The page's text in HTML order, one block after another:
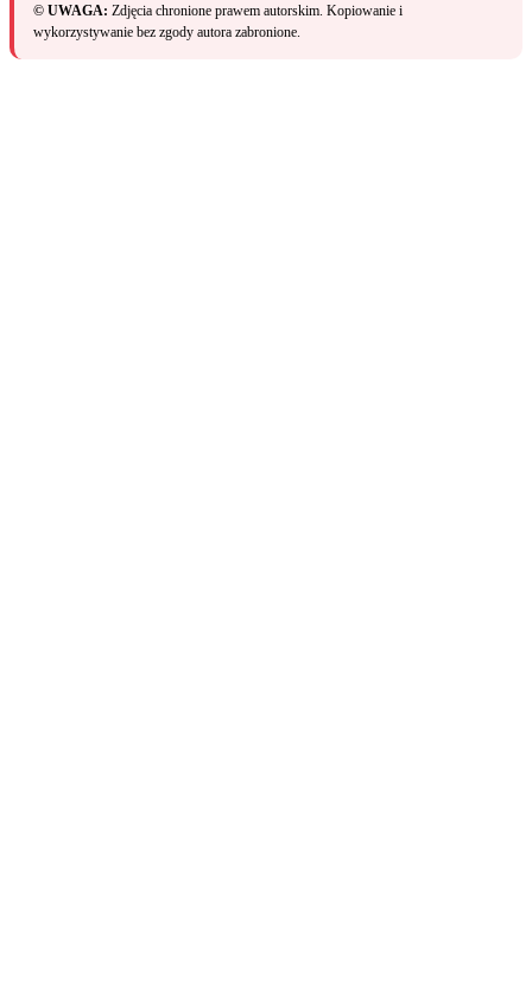
© UWAGA: Zdjęcia chronione prawem autorskim. Kopiowanie i
wykorzystywanie bez zgody autora zabronione.